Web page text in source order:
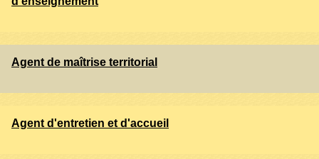
Agent de maîtrise territorial
Agent d'entretien et d'accueil